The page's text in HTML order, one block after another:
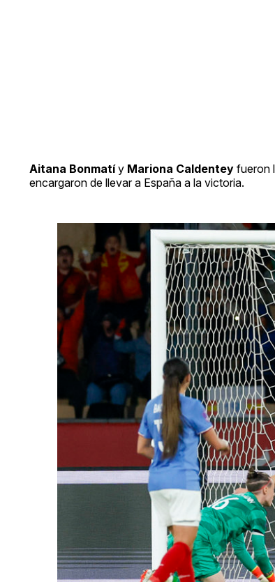
Aitana Bonmatíy Mariona Caldentey fueron
encargaron de llevar a España a la victoria.